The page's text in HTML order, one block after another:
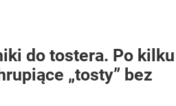
do tostera. Po kilku
„tosty” bez